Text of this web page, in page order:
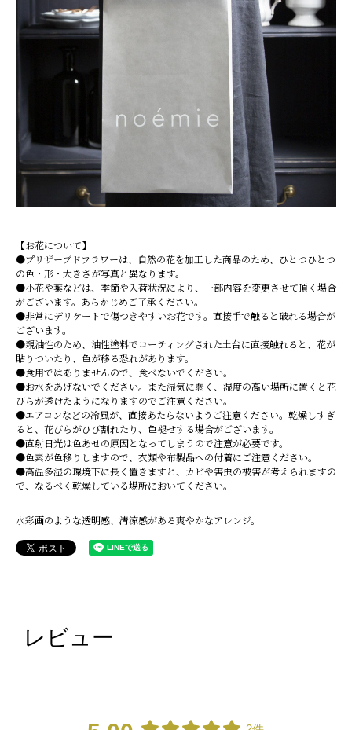
【お花について】
●プリザーブドフラワーは、自然の花を加工した商品のため、ひとつひとつ
の色・形・大きさが写真と異なります。
●小花や葉などは、季節や入荷状況により、一部内容を変更させて頂く場合
がございます。あらかじめご了承ください。
●非常にデリケートで傷つきやすいお花です。直接手で触ると破れる場合が
ございます。
●親油性のため、油性塗料でコーティングされた土台に直接触れると、花が
貼りついたり、色が移る恐れがあります。
●食用ではありませんので、食べないでください。
●お水をあげないでください。また湿気に弱く、湿度の高い場所に置くと花
びらが透けたようになりますのでご注意ください。
●エアコンなどの冷風が、直接あたらないようご注意ください。乾燥しすぎ
ると、花びらがひび割れたり、色褪せする場合がございます。
●直射日光は色あせの原因となってしまうので注意が必要です。
●色素が色移りしますので、衣類や布製品への付着にご注意ください。
●高温多湿の環境下に長く置きますと、カビや害虫の被害が考えられますの
で、なるべく乾燥している場所においてください。
水彩画のような透明感、清涼感がある爽やかなアレンジ。
レビュー